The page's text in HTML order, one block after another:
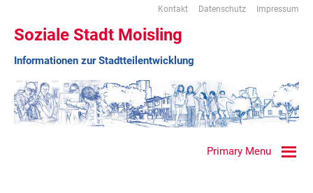
Kontakt Datenschutz Impressum
Soziale Stadt Moisling
Informationen zur Stadtteilentwicklung
Primary Menu